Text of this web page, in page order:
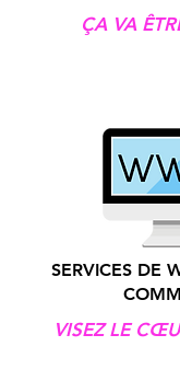
ÇA VA
SERVICES DE
VISEZ LE